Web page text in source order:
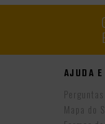
AJUDA E
Mapa do